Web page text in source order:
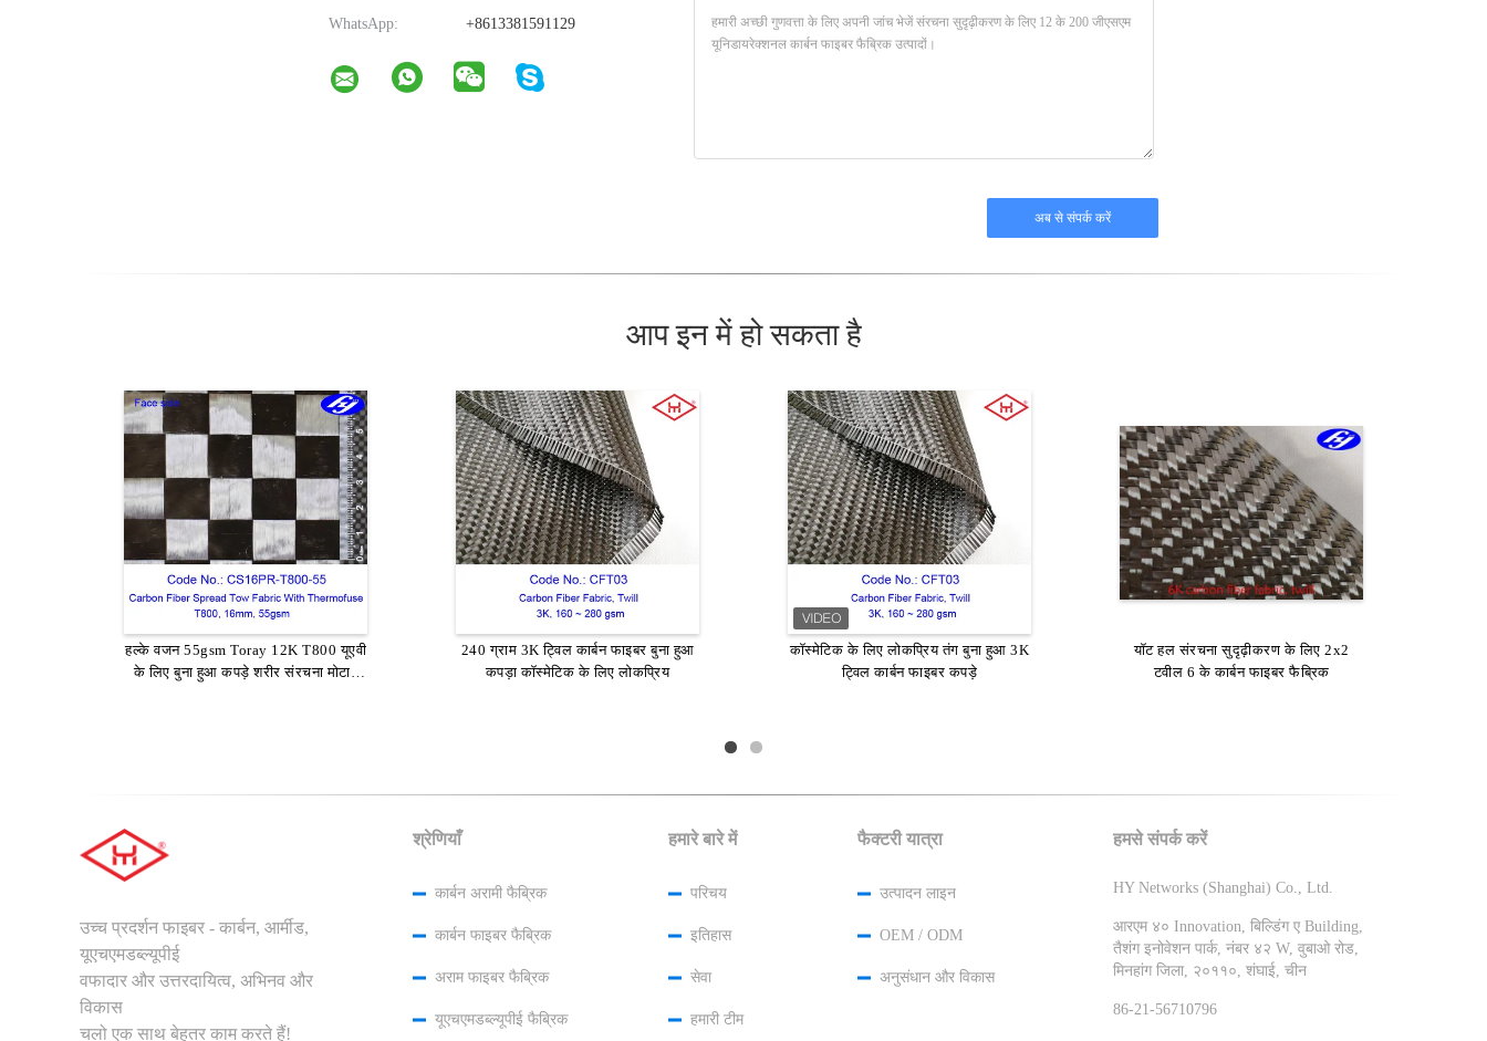
WhatsApp:
+8613381591129
आप इन में हो सकता है
हल्के वजन 55gsm Toray 12K T800 यूएवी
के लिए बुना हुआ कपड़े शरीर संरचना मोटाई
240 ग्राम 3K ट्विल कार्बन फाइबर बुना हुआ
कपड़ा कॉस्मेटिक के लिए लोकप्रिय
कॉस्मेटिक के लिए लोकप्रिय तंग बुना हुआ 3K
ट्विल कार्बन फाइबर कपड़े
यॉट हल संरचना सुदृढ़ीकरण के लिए 2x2
टवील 6 के कार्बन फाइबर फैब्रिक
कार सजावट के लिए 3K कार्बन फाइबर बुना
कपड़ा / सादा कार्बन फाइबर टवील करें
0.15 - 0.17 एमएम मोटाई के साथ 1K
Toray कार्बन फाइबर बुना कपड़ा टवील
सजावट के लिए सादा बुना 3 के कार्बन फाइबर
फैब्रिक / काले केवलर कार्बन फाइबर
सादा बुना 1 के कार्बन फाइबर 0.14 - 0.17
एमएम कार्बन फाइबर केवलर फैब्रिक
उच्च प्रदर्शन फाइबर - कार्बन, आर्मीड,
यूएचएमडब्ल्यूपीई
वफादार और उत्तरदायित्व, अभिनव और
विकास
चलो एक साथ बेहतर काम करते हैं!
श्रेणियाँ
कार्बन अरामी फैब्रिक
कार्बन फाइबर फैब्रिक
अराम फाइबर फैब्रिक
यूएचएमडब्ल्यूपीई फैब्रिक
हमारे बारे में
परिचय
इतिहास
सेवा
हमारी टीम
फैक्टरी यात्रा
उत्पादन लाइन
OEM / ODM
अनुसंधान और विकास
हमसे संपर्क करें
HY Networks (Shanghai) Co., Ltd.
आरएम ४० Innovation, बिल्डिंग ए Building,
तैशंग इनोवेशन पार्क, नंबर ४२ W, वुबाओ रोड,
मिनहांग जिला, २०११०, शंघाई, चीन
86-21-56710796